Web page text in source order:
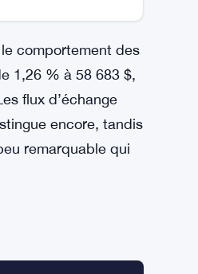
comportement des
1,26 % à 58 683 $,
flux d’échange
encore, tandis
remarquable qui